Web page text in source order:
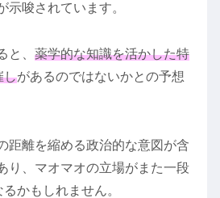
示唆されています。
と、 薬学的な知識を活かした特
しがあるのではないかとの予想
距離を縮める政治的な意図が含
り、マオマオの立場がまた一段
かもしれません。